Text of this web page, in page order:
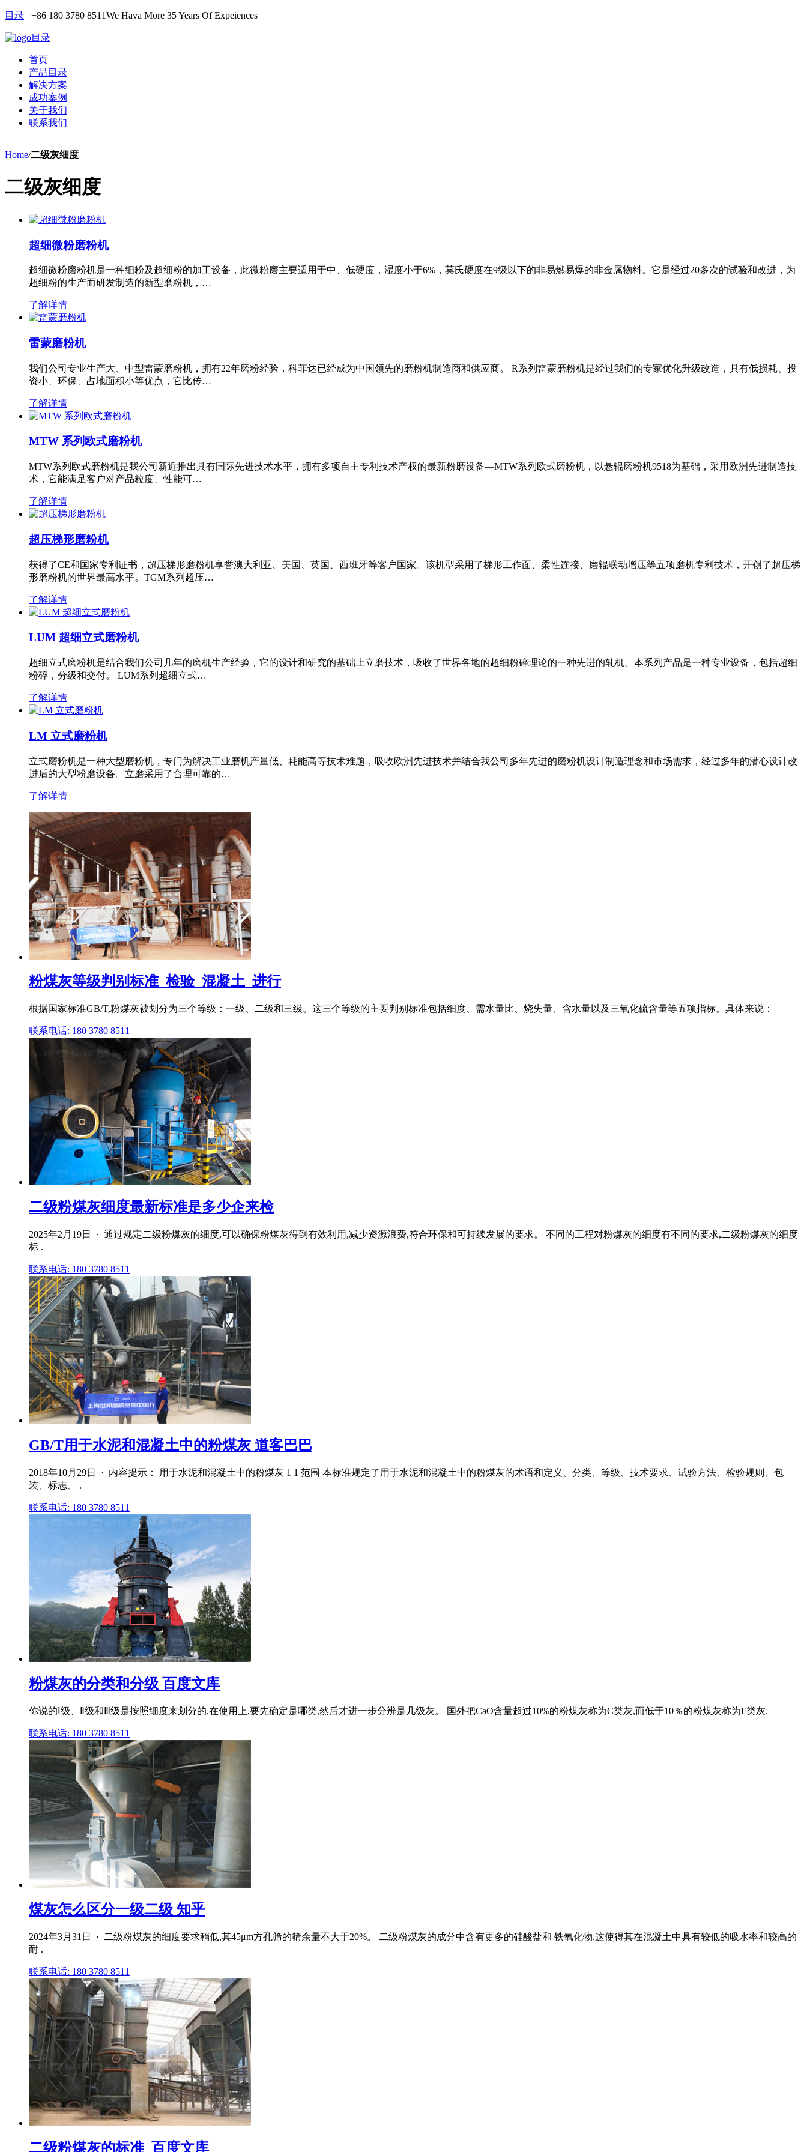
目录 +86 180 3780 8511We Hava More 35 Years Of Expeiences
目录
首页
产品目录
解决方案
成功案例
关于我们
联系我们
Home/二级灰细度
二级灰细度
超细微粉磨粉机
超细微粉磨粉机是一种细粉及超细粉的加工设备，此微粉磨主要适用于中、低硬度，湿度小于6%，莫氏硬度在9级以下的非易燃易爆的非金属物料。它是经过20多次的试验和改进，为
超细粉的生产而研发制造的新型磨粉机，…
了解详情
雷蒙磨粉机
我们公司专业生产大、中型雷蒙磨粉机，拥有22年磨粉经验，科菲达已经成为中国领先的磨粉机制造商和供应商。 R系列雷蒙磨粉机是经过我们的专家优化升级改造，具有低损耗、投
资小、环保、占地面积小等优点，它比传…
了解详情
MTW 系列欧式磨粉机
MTW系列欧式磨粉机是我公司新近推出具有国际先进技术水平，拥有多项自主专利技术产权的最新粉磨设备—MTW系列欧式磨粉机，以悬辊磨粉机9518为基础，采用欧洲先进制造技
术，它能满足客户对产品粒度、性能可…
了解详情
超压梯形磨粉机
获得了CE和国家专利证书，超压梯形磨粉机享誉澳大利亚、美国、英国、西班牙等客户国家。该机型采用了梯形工作面、柔性连接、磨辊联动增压等五项磨机专利技术，开创了超压梯
形磨粉机的世界最高水平。TGM系列超压…
了解详情
LUM 超细立式磨粉机
超细立式磨粉机是结合我们公司几年的磨机生产经验，它的设计和研究的基础上立磨技术，吸收了世界各地的超细粉碎理论的一种先进的轧机。本系列产品是一种专业设备，包括超细
粉碎，分级和交付。 LUM系列超细立式…
了解详情
LM 立式磨粉机
立式磨粉机是一种大型磨粉机，专门为解决工业磨机产量低、耗能高等技术难题，吸收欧洲先进技术并结合我公司多年先进的磨粉机设计制造理念和市场需求，经过多年的潜心设计改
进后的大型粉磨设备。立磨采用了合理可靠的…
了解详情
粉煤灰等级判别标准_检验_混凝土_进行
根据国家标准GB/T,粉煤灰被划分为三个等级：一级、二级和三级。这三个等级的主要判别标准包括细度、需水量比、烧失量、含水量以及三氧化硫含量等五项指标。具体来说：
联系电话: 180 3780 8511
二级粉煤灰细度最新标准是多少企来检
2025年2月19日 · 通过规定二级粉煤灰的细度,可以确保粉煤灰得到有效利用,减少资源浪费,符合环保和可持续发展的要求。 不同的工程对粉煤灰的细度有不同的要求,二级粉煤灰的细度
标 .
联系电话: 180 3780 8511
GB/T用于水泥和混凝土中的粉煤灰 道客巴巴
2018年10月29日 · 内容提示： 用于水泥和混凝土中的粉煤灰 1 1 范围 本标准规定了用于水泥和混凝土中的粉煤灰的术语和定义、分类、等级、技术要求、试验方法、检验规则、包
装、标志、 .
联系电话: 180 3780 8511
粉煤灰的分类和分级 百度文库
你说的Ⅰ级、Ⅱ级和Ⅲ级是按照细度来划分的,在使用上,要先确定是哪类,然后才进一步分辨是几级灰。 国外把CaO含量超过10%的粉煤灰称为C类灰,而低于10％的粉煤灰称为F类灰.
联系电话: 180 3780 8511
煤灰怎么区分一级二级 知乎
2024年3月31日 · 二级粉煤灰的细度要求稍低,其45μm方孔筛的筛余量不大于20%。 二级粉煤灰的成分中含有更多的硅酸盐和 铁氧化物,这使得其在混凝土中具有较低的吸水率和较高的
耐 .
联系电话: 180 3780 8511
二级粉煤灰的标准_百度文库